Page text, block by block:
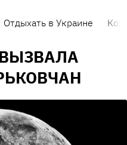
Отдыхать в Украине